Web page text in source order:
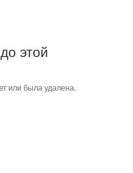
этой
или была удалена.